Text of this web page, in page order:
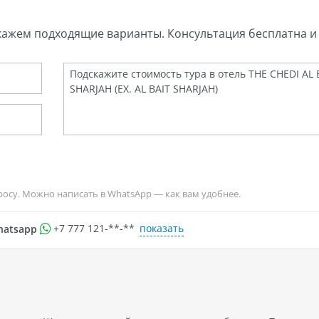
подходящие варианты. Консультация бесплатна и
Можно написать в WhatsApp — как вам удобнее.
+7 777 121-**-** показать